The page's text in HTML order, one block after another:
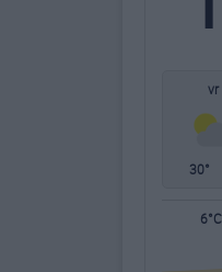
vr
30°
6°C